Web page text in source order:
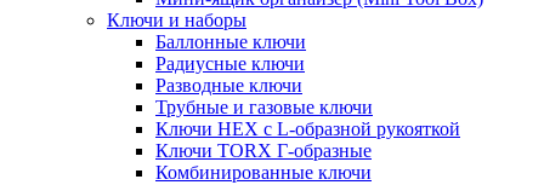
Ключи и наборы
Баллонные ключи
Радиусные ключи
Разводные ключи
Трубные и газовые ключи
Ключи HEX с L-образной рукояткой
Ключи TORX Г-образные
Комбинированные ключи